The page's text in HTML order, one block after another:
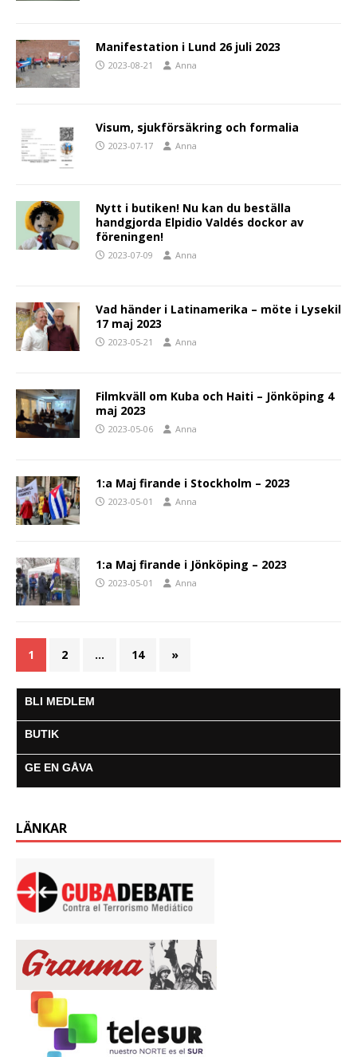
Manifestation i Lund 26 juli 2023
2023-08-21 Anna
Visum, sjukförsäkring och formalia
2023-07-17 Anna
Nytt i butiken! Nu kan du beställa
handgjorda Elpidio Valdés dockor av
föreningen!
2023-07-09 Anna
Vad händer i Latinamerika – möte i Lysekil
17 maj 2023
2023-05-21 Anna
Filmkväll om Kuba och Haiti – Jönköping 4
maj 2023
2023-05-06 Anna
1:a Maj firande i Stockholm – 2023
2023-05-01 Anna
1:a Maj firande i Jönköping – 2023
2023-05-01 Anna
1 2 … 14 »
BLI MEDLEM
BUTIK
GE EN GÅVA
LÄNKAR